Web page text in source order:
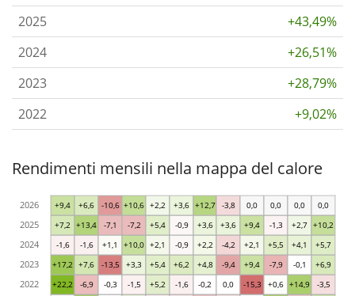
2025
+43,49%
2024
+26,51%
2023
+28,79%
2022
+9,02%
Rendimenti mensili nella mappa del calore
+22,2 -6,9 -0,3 -1,5 +5,2 -1,6 -0,2 0,0 -15,3 +0,6 +14,9 -3,5
+17,2 +7,6 -13,5 +3,3 +5,4 +6,2 +4,8 -9,4 +9,4 -7,9 -0,1 +6,9
-1,6 -1,6 +1,1 +10,0 +2,1 -0,9 +2,2 -4,2 +2,1 +5,5 +4,1 +5,7
+7,2 +13,4 -7,1 -7,2 +5,4 -0,9 +3,6 +3,6 +9,4 -1,3 +2,7 +10,2
+9,4 +6,6 -10,6 +10,6 +2,2 +3,6 +12,7 -3,8 0,0 0,0 0,0 0,0
2022
2023
2024
2025
2026